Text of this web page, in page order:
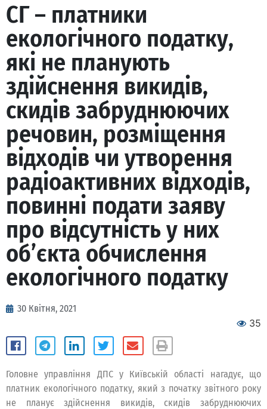
СГ – платники
екологічного податку,
які не планують
здійснення викидів,
скидів забруднюючих
речовин, розміщення
відходів чи утворення
радіоактивних відходів,
повинні подати заяву
про відсутність у них
об’єкта обчислення
екологічного податку
30 Квітня, 2021
35
Головне управління ДПС у Київській області нагадує, що
платник екологічного податку, який з початку звітного року
не планує здійснення викидів, скидів забруднюючих